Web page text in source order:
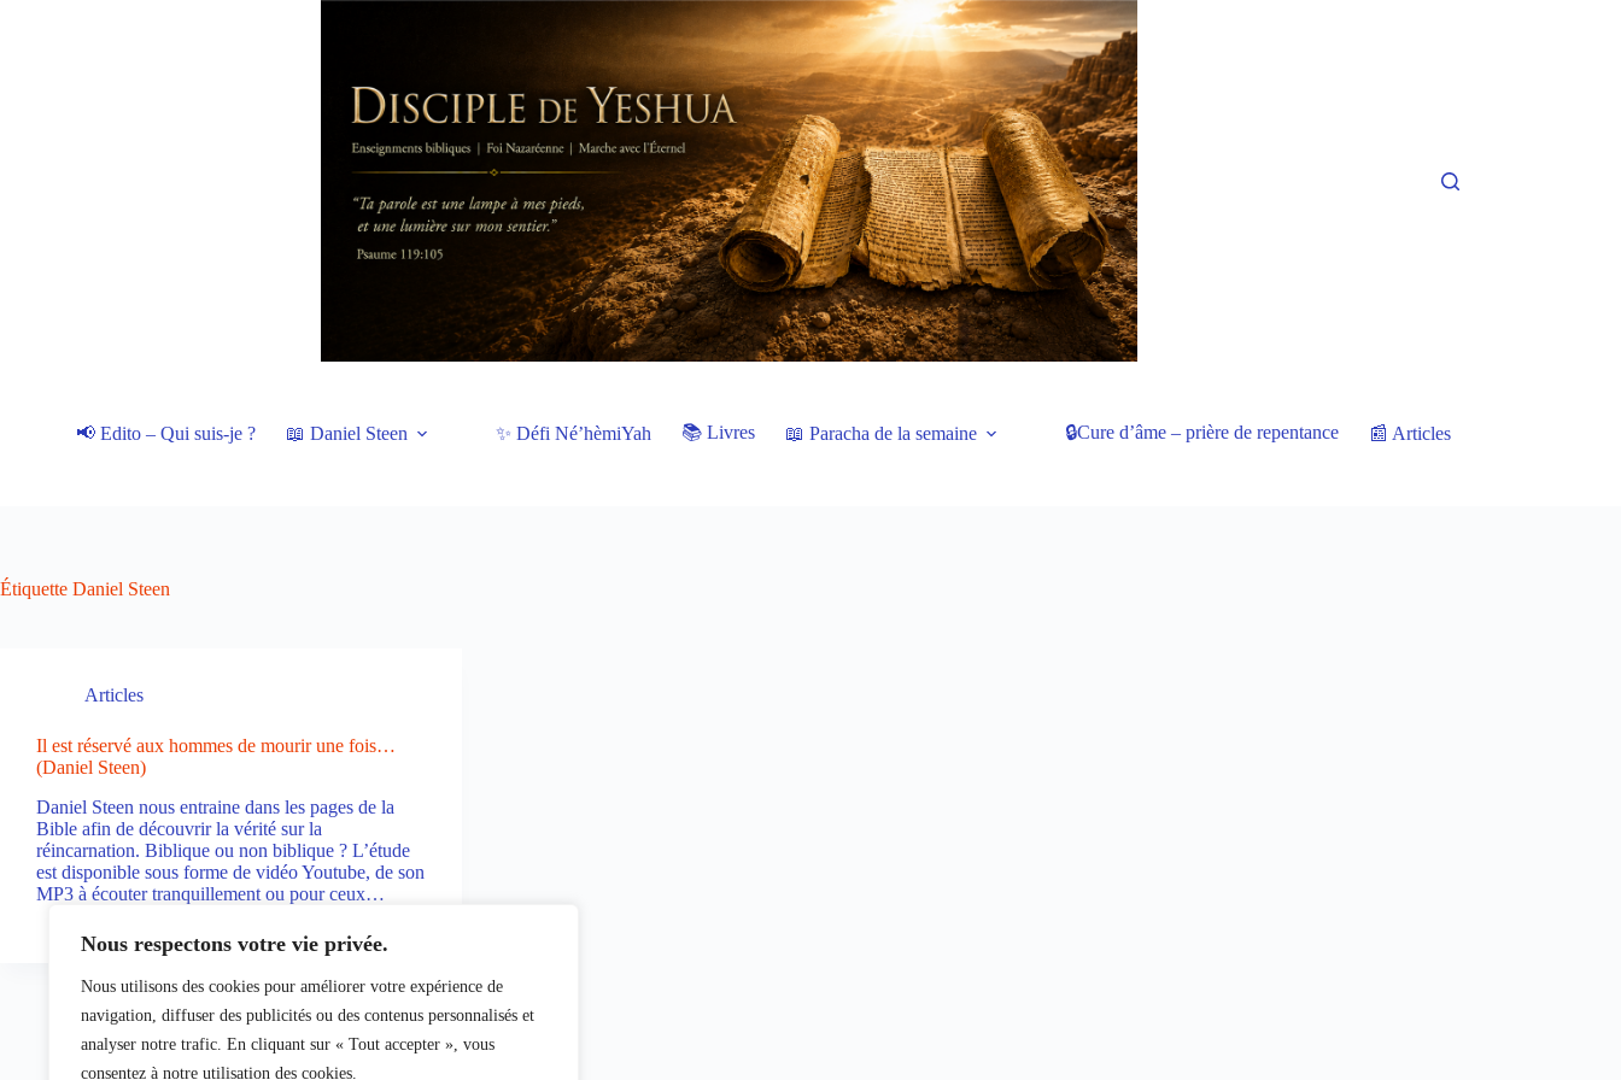
Nous respectons votre vie privée.
Nous utilisons des cookies pour améliorer votre expérience de
navigation, diffuser des publicités ou des contenus personnalisés et
analyser notre trafic. En cliquant sur « Tout accepter », vous
consentez à notre utilisation des cookies.
📢 Edito – Qui suis-je ? 📖 Daniel Steen ✨ Défi Né’hèmiYah 📚 Livres 📖 Paracha de la semaine 🔒Cure d’âme – prière de repentance 📰 Articles
Étiquette Daniel Steen
Articles
Il est réservé aux hommes de mourir une fois…
(Daniel Steen)
Daniel Steen nous entraine dans les pages de la
Bible afin de découvrir la vérité sur la
réincarnation. Biblique ou non biblique ? L’étude
est disponible sous forme de vidéo Youtube, de son
MP3 à écouter tranquillement ou pour ceux…